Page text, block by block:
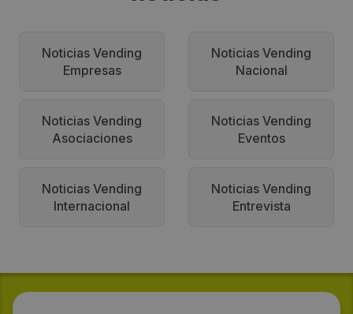
Noticias Vending
Empresas
Noticias Vending
Nacional
Noticias Vending
Asociaciones
Noticias Vending
Eventos
Noticias Vending
Internacional
Noticias Vending
Entrevista